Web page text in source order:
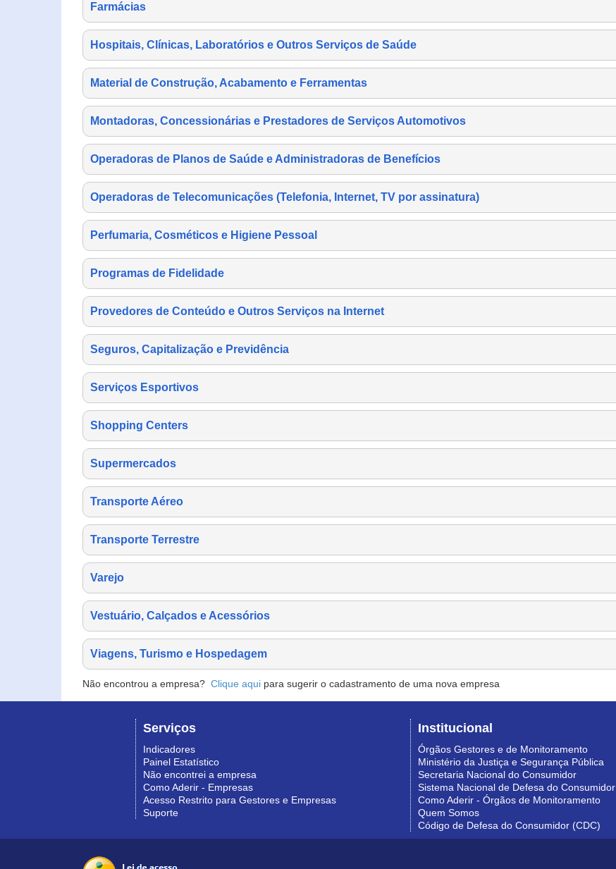
Farmácias
Hospitais, Clínicas, Laboratórios e Outros Serviços de Saúde
Material de Construção, Acabamento e Ferramentas
Montadoras, Concessionárias e Prestadores de Serviços Automotivos
Operadoras de Planos de Saúde e Administradoras de Benefícios
Operadoras de Telecomunicações (Telefonia, Internet, TV por assinatura)
Perfumaria, Cosméticos e Higiene Pessoal
Programas de Fidelidade
Provedores de Conteúdo e Outros Serviços na Internet
Seguros, Capitalização e Previdência
Serviços Esportivos
Shopping Centers
Supermercados
Transporte Aéreo
Transporte Terrestre
Varejo
Vestuário, Calçados e Acessórios
Viagens, Turismo e Hospedagem
Não encontrou a empresa? Clique aqui para sugerir o cadastramento de uma nova empresa
Serviços
Indicadores
Painel Estatístico
Não encontrei a empresa
Como Aderir - Empresas
Acesso Restrito para Gestores e Empresas
Suporte
Institucional
Órgãos Gestores e de Monitoramento
Ministério da Justiça e Segurança Pública
Secretaria Nacional do Consumidor
Sistema Nacional de Defesa do Consumidor
Como Aderir - Órgãos de Monitoramento
Quem Somos
Código de Defesa do Consumidor (CDC)